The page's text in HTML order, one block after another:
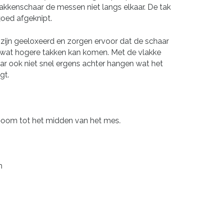
de messen niet langs elkaar. De tak
afgeknipt.
geeloxeerd en zorgen ervoor dat de schaar
hogere takken kan komen. Met de vlakke
ook niet snel ergens achter hangen wat het
tot het midden van het mes.